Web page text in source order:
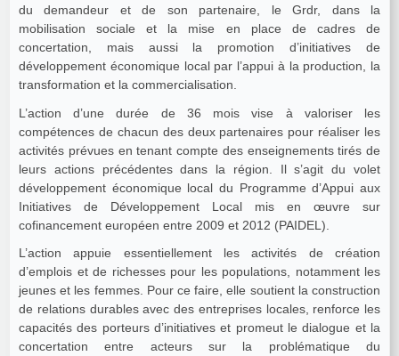
du demandeur et de son partenaire, le Grdr, dans la
mobilisation sociale et la mise en place de cadres de
concertation, mais aussi la promotion d’initiatives de
développement économique local par l’appui à la production, la
transformation et la commercialisation.
L’action d’une durée de 36 mois vise à valoriser les
compétences de chacun des deux partenaires pour réaliser les
activités prévues en tenant compte des enseignements tirés de
leurs actions précédentes dans la région. Il s’agit du volet
développement économique local du Programme d’Appui aux
Initiatives de Développement Local mis en œuvre sur
cofinancement européen entre 2009 et 2012 (PAIDEL).
L’action appuie essentiellement les activités de création
d’emplois et de richesses pour les populations, notamment les
jeunes et les femmes. Pour ce faire, elle soutient la construction
de relations durables avec des entreprises locales, renforce les
capacités des porteurs d’initiatives et promeut le dialogue et la
concertation entre acteurs sur la problématique du